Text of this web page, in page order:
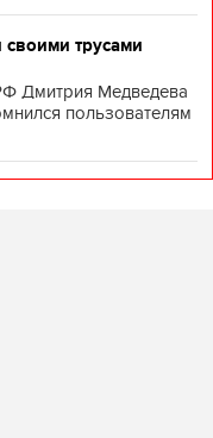
своими трусами
Дмитрия Медведева
пользователям